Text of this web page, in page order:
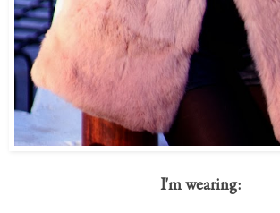
I'm wearing: